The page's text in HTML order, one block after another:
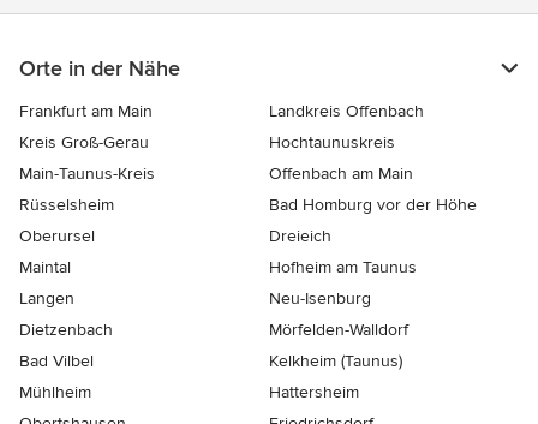
Orte in der Nähe
Frankfurt am Main
Landkreis Offenbach
Kreis Groß-Gerau
Hochtaunuskreis
Main-Taunus-Kreis
Offenbach am Main
Rüsselsheim
Bad Homburg vor der Höhe
Oberursel
Dreieich
Maintal
Hofheim am Taunus
Langen
Neu-Isenburg
Dietzenbach
Mörfelden-Walldorf
Bad Vilbel
Kelkheim (Taunus)
Mühlheim
Hattersheim